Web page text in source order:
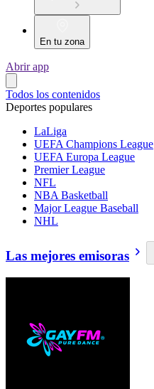
En tu zona
Abrir app
Todos los contenidos
Deportes populares
LaLiga
UEFA Champions League
UEFA Europa League
Premier League
NFL
NBA Basketball
Major League Baseball
NHL
Las mejores emisoras